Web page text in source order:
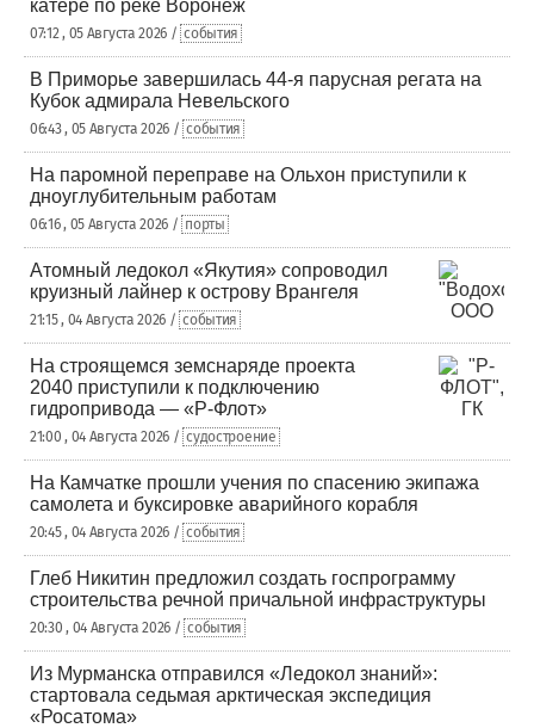
катере по реке Воронеж
07:12 , 05 Августа 2026 / события
В Приморье завершилась 44-я парусная регата на
Кубок адмирала Невельского
06:43 , 05 Августа 2026 / события
На паромной переправе на Ольхон приступили к
дноуглубительным работам
06:16 , 05 Августа 2026 / порты
Атомный ледокол «Якутия» сопроводил
круизный лайнер к острову Врангеля
21:15 , 04 Августа 2026 / события
На строящемся земснаряде проекта
2040 приступили к подключению
гидропривода — «Р-Флот»
21:00 , 04 Августа 2026 / судостроение
На Камчатке прошли учения по спасению экипажа
самолета и буксировке аварийного корабля
20:45 , 04 Августа 2026 / события
Глеб Никитин предложил создать госпрограмму
строительства речной причальной инфраструктуры
20:30 , 04 Августа 2026 / события
Из Мурманска отправился «Ледокол знаний»:
стартовала седьмая арктическая экспедиция
«Росатома»